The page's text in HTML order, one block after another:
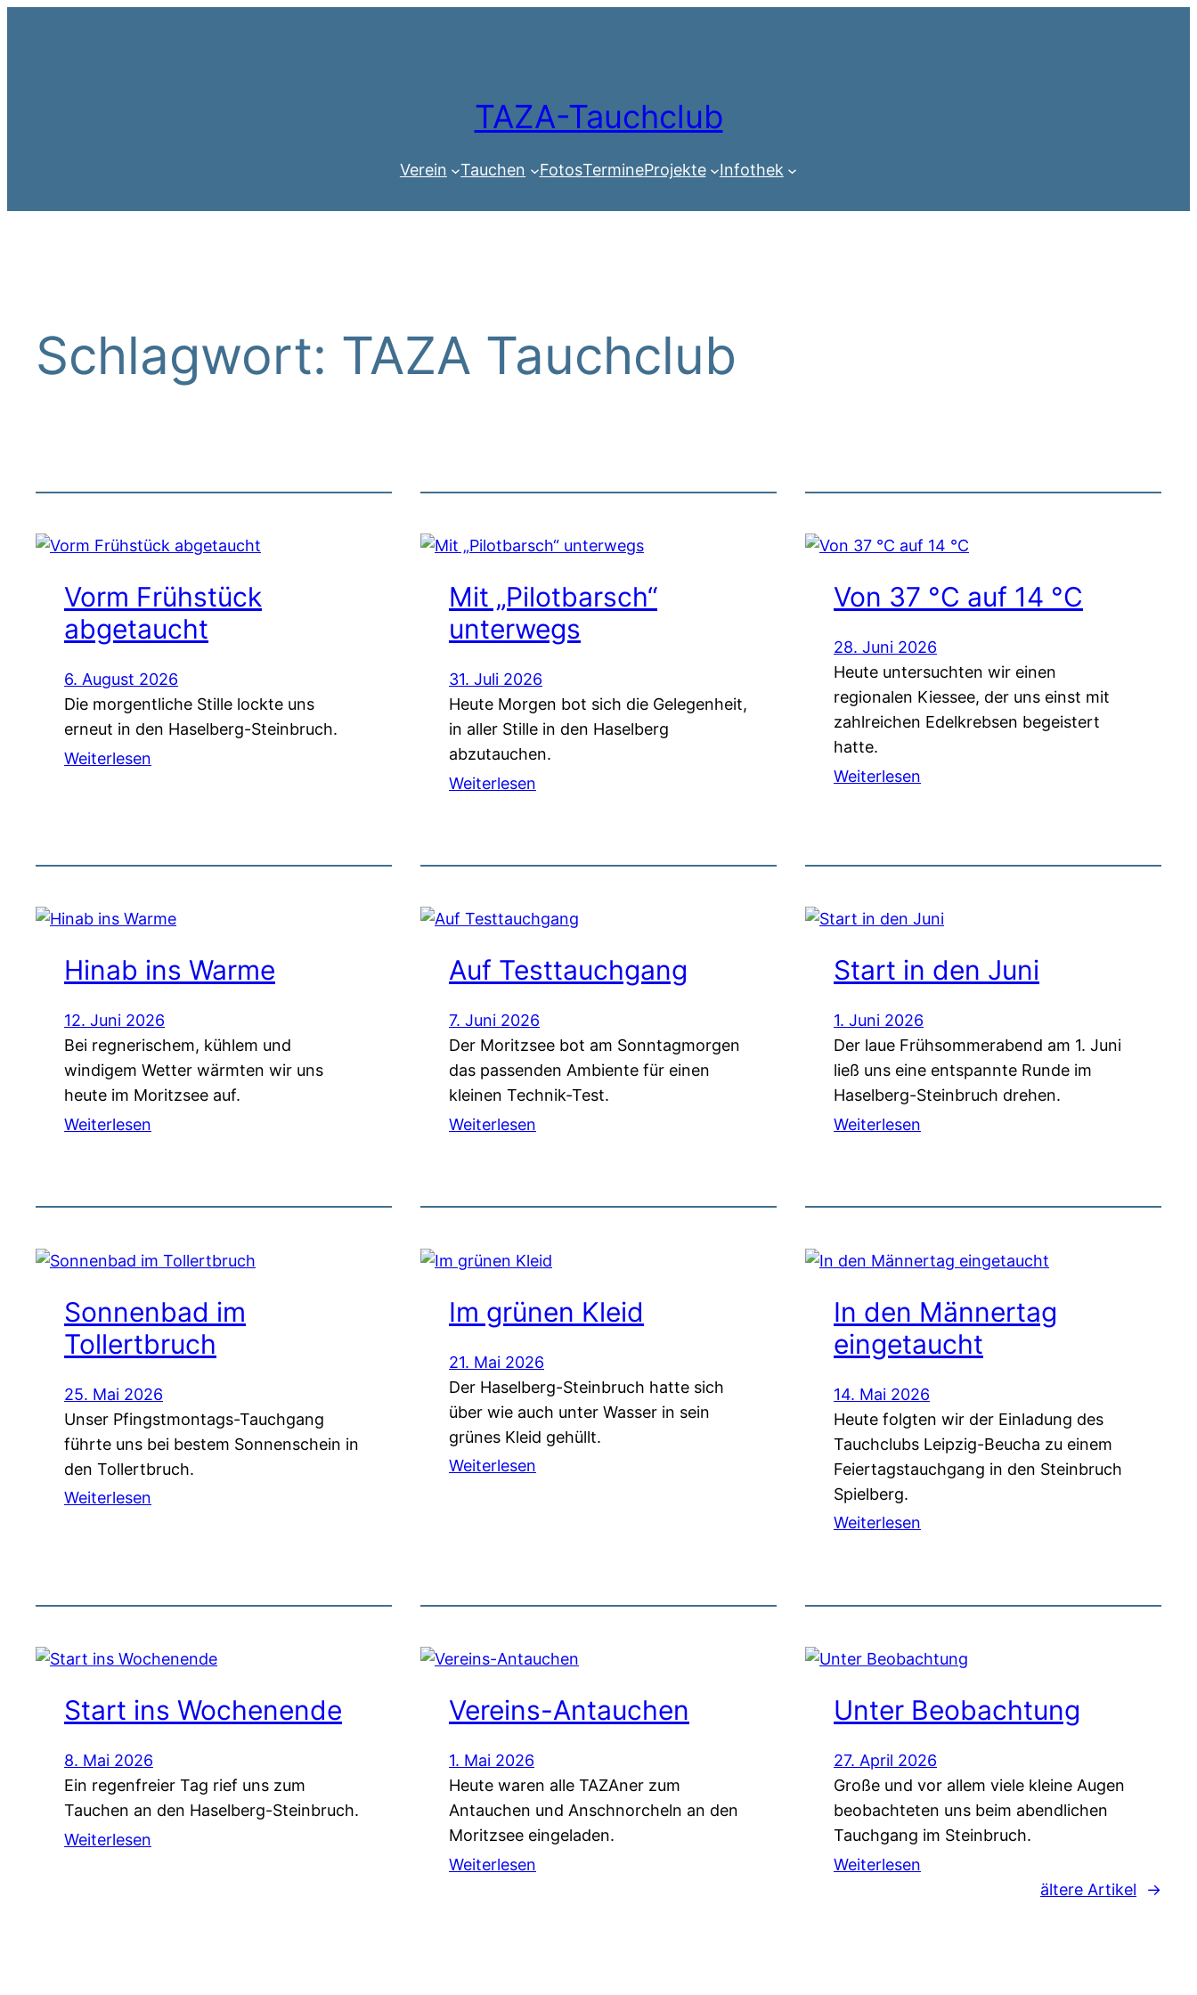
TAZA-Tauchclub
Verein Tauchen FotosTermineProjekte Infothek
Schlagwort: TAZA Tauchclub
Vorm Frühstück
abgetaucht
6. August 2026
Die morgentliche Stille lockte uns
erneut in den Haselberg-Steinbruch.
Weiterlesen
Mit „Pilotbarsch“
unterwegs
31. Juli 2026
Heute Morgen bot sich die Gelegenheit,
in aller Stille in den Haselberg
abzutauchen.
Weiterlesen
Von 37 °C auf 14 °C
28. Juni 2026
Heute untersuchten wir einen
regionalen Kiessee, der uns einst mit
zahlreichen Edelkrebsen begeistert
hatte.
Weiterlesen
Hinab ins Warme
12. Juni 2026
Bei regnerischem, kühlem und
windigem Wetter wärmten wir uns
heute im Moritzsee auf.
Weiterlesen
Auf Testtauchgang
7. Juni 2026
Der Moritzsee bot am Sonntagmorgen
das passenden Ambiente für einen
kleinen Technik-Test.
Weiterlesen
Start in den Juni
1. Juni 2026
Der laue Frühsommerabend am 1. Juni
ließ uns eine entspannte Runde im
Haselberg-Steinbruch drehen.
Weiterlesen
Sonnenbad im
Tollertbruch
25. Mai 2026
Unser Pfingstmontags-Tauchgang
führte uns bei bestem Sonnenschein in
den Tollertbruch.
Weiterlesen
Im grünen Kleid
21. Mai 2026
Der Haselberg-Steinbruch hatte sich
über wie auch unter Wasser in sein
grünes Kleid gehüllt.
Weiterlesen
In den Männertag
eingetaucht
14. Mai 2026
Heute folgten wir der Einladung des
Tauchclubs Leipzig-Beucha zu einem
Feiertagstauchgang in den Steinbruch
Spielberg.
Weiterlesen
Start ins Wochenende
8. Mai 2026
Ein regenfreier Tag rief uns zum
Tauchen an den Haselberg-Steinbruch.
Weiterlesen
Vereins-Antauchen
1. Mai 2026
Heute waren alle TAZAner zum
Antauchen und Anschnorcheln an den
Moritzsee eingeladen.
Weiterlesen
Unter Beobachtung
27. April 2026
Große und vor allem viele kleine Augen
beobachteten uns beim abendlichen
Tauchgang im Steinbruch.
Weiterlesen
ältere Artikel
→